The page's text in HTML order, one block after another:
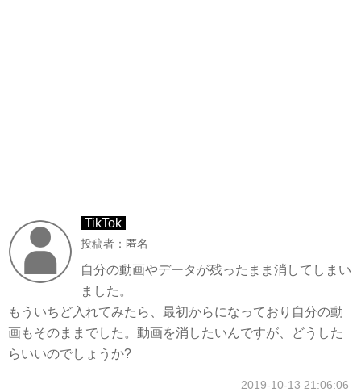
TikTok
投稿者：匿名
自分の動画やデータが残ったまま消してしまい
ました。
もういちど入れてみたら、最初からになっており自分の動
画もそのままでした。動画を消したいんですが、どうした
らいいのでしょうか?
2019-10-13 21:06:06